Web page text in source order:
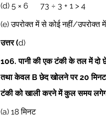
(d) 5 × 6      73 ÷ 3 + 1 > 4
(e) उपरोक्त में से कोई नहीं/
उत्तर (d)
106. पानी की एक टंकी के तल में दो
तथा केवल B छेद खोलने पर 20 मिनट
टंकी को खाली करने में कुल समय
(a) 18 मिनट